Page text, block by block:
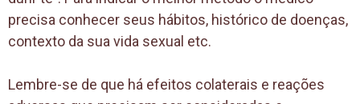
precisa conhecer seus hábitos, histórico de doenças,
contexto da sua vida sexual etc.
Lembre-se de que há efeitos colaterais e reações